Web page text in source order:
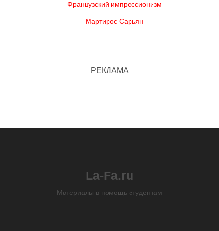
Французский импрессионизм
Мартирос Сарьян
РЕКЛАМА
La-Fa.ru
Материалы в помощь студентам